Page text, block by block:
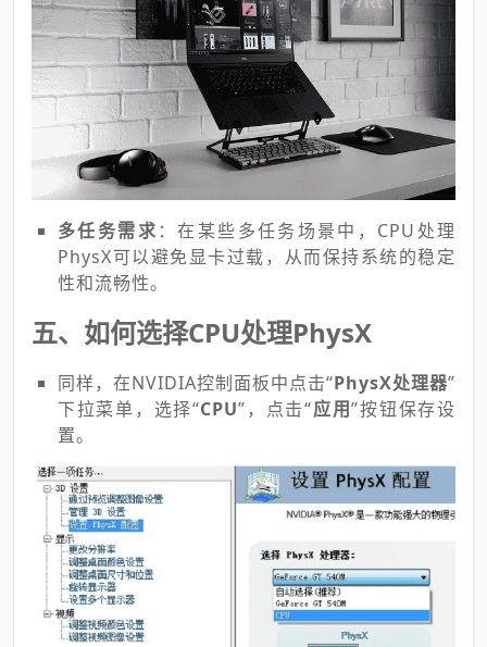
多任务需求 ：在某些多任务场景中，CPU处理
PhysX可以避免显卡过载，从而保持系统的稳定
性和流畅性。
五、如何选择CPU处理PhysX
同样，在NVIDIA控制面板中点击“PhysX处理器”
下拉菜单，选择“CPU”，点击“应用”按钮保存设
置。